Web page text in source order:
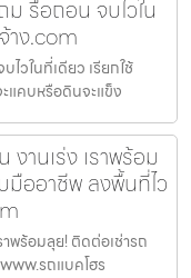
รื้อถอน จบไวใน
าง.com
วในที่เดียว เรียกใช้
แคบหรือดินจะแข็ง
านเร่ง เราพร้อม
ออาชีพ ลงพื้นที่ไว
พร้อมลุย! ติดต่อเช่ารถ
รถแบคโฮร